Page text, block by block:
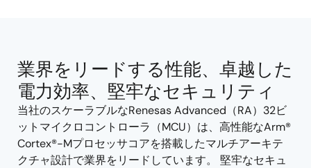
業界をリードする性能、卓越した
電力効率、堅牢なセキュリティ
当社のスケーラブルなRenesas Advanced（RA）32ビ
ットマイクロコントローラ（MCU）は、高性能なArm®
Cortex®-Mプロセッサコアを搭載したマルチアーキテ
クチャ設計で業界をリードしています。 堅牢なセキュ